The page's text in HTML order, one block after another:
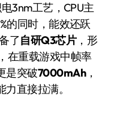
电3nm工艺，CPU主
的同时，能效还跃
了自研Q3芯片，形
在重载游戏中帧率
是突破7000mAh，
直接拉满。